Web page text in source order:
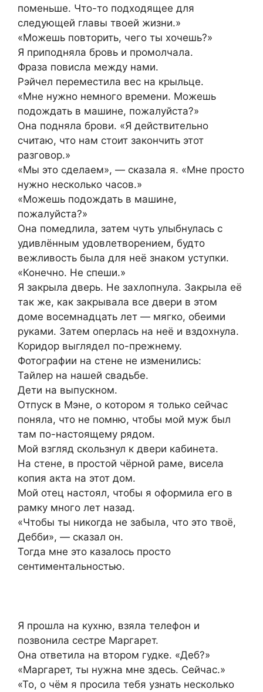
поменьше. Что-то подходящее для
следующей главы твоей жизни.»
«Можешь повторить, чего ты хочешь?»
Я приподняла бровь и промолчала.
Фраза повисла между нами.
Рэйчел переместила вес на крыльце.
«Мне нужно немного времени. Можешь
подождать в машине, пожалуйста?»
Она подняла брови. «Я действительно
считаю, что нам стоит закончить этот
разговор.»
«Мы это сделаем», — сказала я. «Мне просто
нужно несколько часов.»
«Можешь подождать в машине,
пожалуйста?»
Она помедлила, затем чуть улыбнулась с
удивлённым удовлетворением, будто
вежливость была для неё знаком уступки.
«Конечно. Не спеши.»
Я закрыла дверь. Не захлопнула. Закрыла её
так же, как закрывала все двери в этом
доме восемнадцать лет — мягко, обеими
руками. Затем оперлась на неё и вздохнула.
Коридор выглядел по-прежнему.
Фотографии на стене не изменились:
Тайлер на нашей свадьбе.
Дети на выпускном.
Отпуск в Мэне, о котором я только сейчас
поняла, что не помню, чтобы мой муж был
там по-настоящему рядом.
Мой взгляд скользнул к двери кабинета.
На стене, в простой чёрной раме, висела
копия акта на этот дом.
Мой отец настоял, чтобы я оформила его в
рамку много лет назад.
«Чтобы ты никогда не забыла, что это твоё,
Дебби», — сказал он.
Тогда мне это казалось просто
сентиментальностью.
Я прошла на кухню, взяла телефон и
позвонила сестре Маргарет.
Она ответила на втором гудке. «Деб?»
«Маргарет, ты нужна мне здесь. Сейчас.»
«То, о чём я просила тебя узнать несколько